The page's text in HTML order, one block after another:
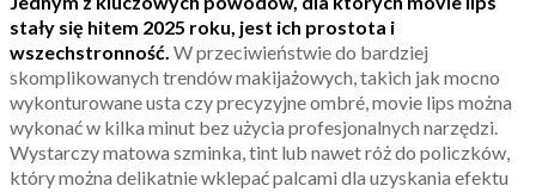
stały się hitem 2025 roku, jest ich prostota i
wszechstronność. W przeciwieństwie do bardziej
skomplikowanych trendów makijażowych, takich jak mocno
wykonturowane usta czy precyzyjne ombré, movie lips można
wykonać w kilka minut bez użycia profesjonalnych narzędzi.
Wystarczy matowa szminka, tint lub nawet róż do policzków,
który można delikatnie wklepać palcami dla uzyskania efektu